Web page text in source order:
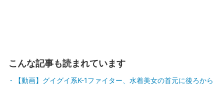
こんな記事も読まれています
【動画】グイグイ系K-1ファイター、水着美女の首元に後ろから